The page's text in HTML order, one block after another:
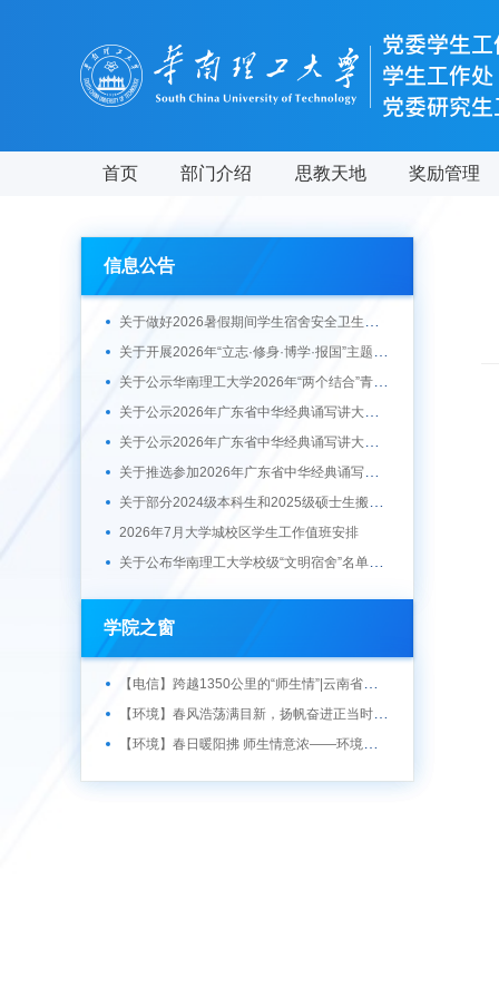
首页 部门介绍 思教天地 奖励管理
信息公告
关于做好2026暑假期间学生宿舍安全卫生管理工作的通知
关于开展2026年“立志·修身·博学·报国”主题教育系列活动的通知
关于公示华南理工大学2026年“两个结合”青春践行主题拟推荐作品的通知
关于公示2026年广东省中华经典诵写讲大赛“诗教中国”讲解大赛、“笔墨中国”暨第十七届广东省规范汉字书写大赛推荐参赛作品的通知
关于公示2026年广东省中华经典诵写讲大赛“诵读中国”经典诵读大赛推荐参赛作品的通知
关于推选参加2026年广东省中华经典诵写讲大赛的通知
关于部分2024级本科生和2025级硕士生搬迁工作的通知
2026年7月大学城校区学生工作值班安排
关于公布华南理工大学校级“文明宿舍”名单的通知
学院之窗
【电信】跨越1350公里的“师生情”|云南省云县数字支教开课啦
【环境】春风浩荡满目新，扬帆奋进正当时 ——记环境与能源学院升旗仪式
【环境】春日暖阳拂 师生情意浓——环境与能源学院举行“聚能环”第一期午餐会